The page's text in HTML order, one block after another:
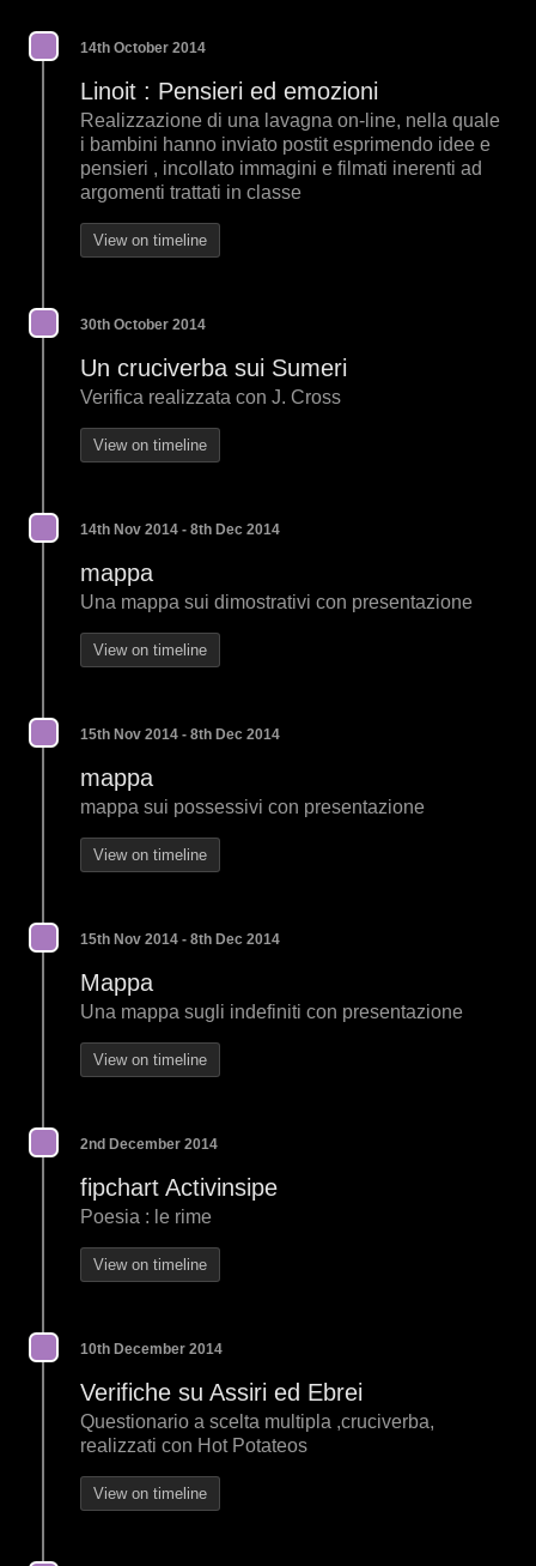
14th October 2014
Linoit : Pensieri ed emozioni
Realizzazione di una lavagna on-line, nella quale
i bambini hanno inviato postit esprimendo idee e
pensieri , incollato immagini e filmati inerenti ad
argomenti trattati in classe
View on timeline
30th October 2014
Un cruciverba sui Sumeri
Verifica realizzata con J. Cross
View on timeline
14th Nov 2014 - 8th Dec 2014
mappa
Una mappa sui dimostrativi con presentazione
View on timeline
15th Nov 2014 - 8th Dec 2014
mappa
mappa sui possessivi con presentazione
View on timeline
15th Nov 2014 - 8th Dec 2014
Mappa
Una mappa sugli indefiniti con presentazione
View on timeline
2nd December 2014
fipchart Activinsipe
Poesia : le rime
View on timeline
10th December 2014
Verifiche su Assiri ed Ebrei
Questionario a scelta multipla ,cruciverba,
realizzati con Hot Potateos
View on timeline